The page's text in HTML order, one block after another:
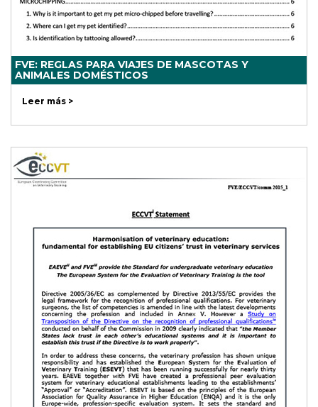
FVE: REGLAS PARA VIAJES DE MASCOTAS Y
ANIMALES DOMÉSTICOS
Leer más >